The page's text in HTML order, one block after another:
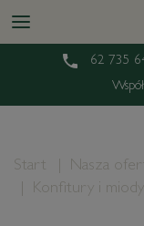
62 735
Start Nasza
Konfitury i miody